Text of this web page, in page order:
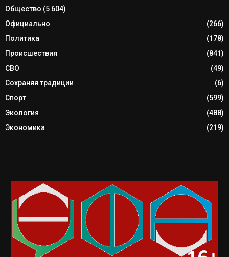
Общество (5 604)
Официально
(266)
Политика
(178)
Происшествия
(841)
СВО
(49)
Сохраняя традиции
(6)
Спорт
(599)
Экология
(488)
Экономика
(219)